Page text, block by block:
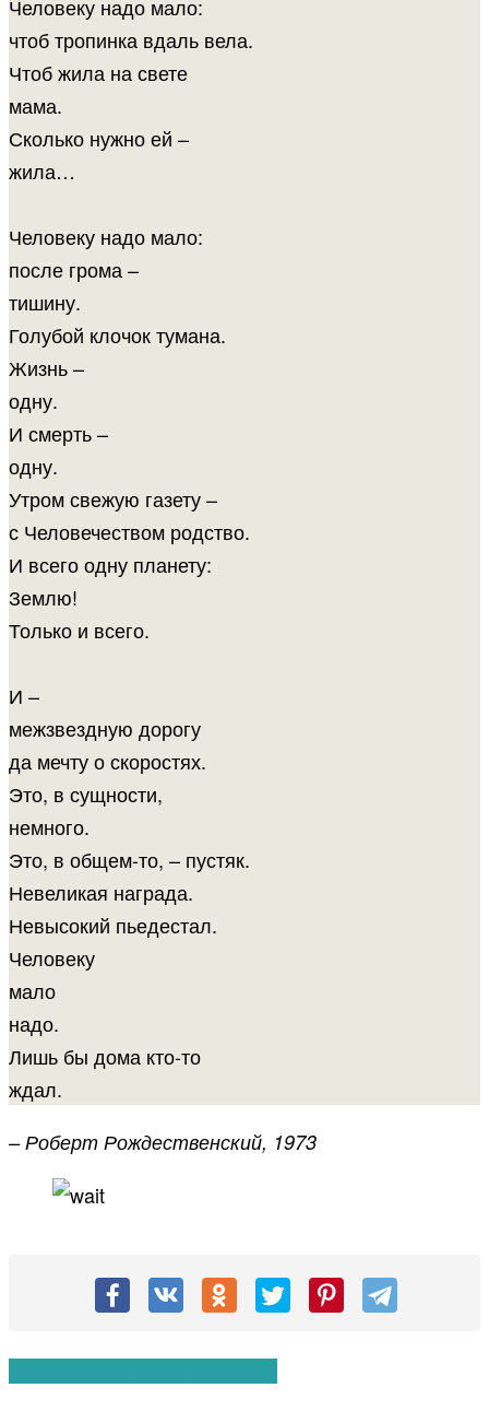
Человеку надо мало:
чтоб тропинка вдаль вела.
Чтоб жила на свете
мама.
Сколько нужно ей –
жила…
Человеку надо мало:
после грома –
тишину.
Голубой клочок тумана.
Жизнь –
одну.
И смерть –
одну.
Утром свежую газету –
с Человечеством родство.
И всего одну планету:
Землю!
Только и всего.
И –
межзвездную дорогу
да мечту о скоростях.
Это, в сущности,
немного.
Это, в общем-то, – пустяк.
Невеликая награда.
Невысокий пьедестал.
Человеку
мало
надо.
Лишь бы дома кто-то
ждал.
– Роберт Рождественский, 1973